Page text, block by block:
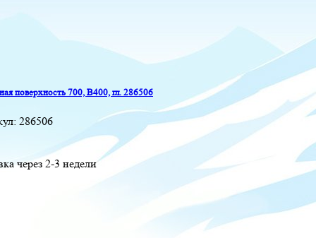
поверхность 700, B400, гл. 286506
286506
через 2-3 недели